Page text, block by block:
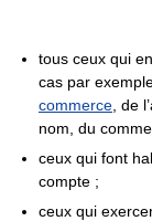
tous ceux qui
cas par
commerce , de
nom, du
ceux qui font
compte ;
ceux qui